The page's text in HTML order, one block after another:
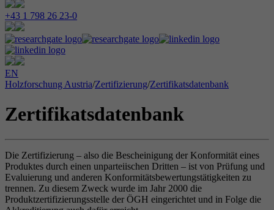
+43 1 798 26 23-0
EN
Holzforschung Austria/Zertifizierung/Zertifikatsdatenbank
Zertifikatsdatenbank
Die Zertifizierung – also die Bescheinigung der Konformität eines
Produktes durch einen unparteiischen Dritten – ist von Prüfung und
Evaluierung und anderen Konformitätsbewertungstätigkeiten zu
trennen. Zu diesem Zweck wurde im Jahr 2000 die
Produktzertifizierungsstelle der ÖGH eingerichtet und in Folge die